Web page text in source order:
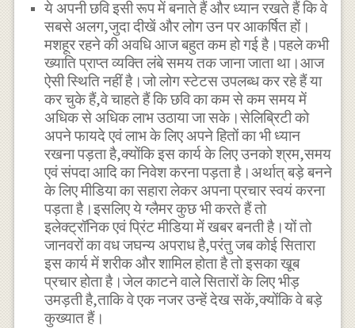
ये अपनी छवि इसी रूप में बनाते हैं और ध्यान रखते हैं कि वे
सबसे अलग,जुदा दीखें और लोग उन पर आकर्षित हों।
मशहूर रहने की अवधि आज बहुत कम हो गई है।पहले कभी
ख्याति प्राप्त व्यक्ति लंबे समय तक जाना जाता था।आज
ऐसी स्थिति नहीं है।जो लोग स्टेटस उपलब्ध कर रहे हैं या
कर चुके हैं,वे चाहते हैं कि छवि का कम से कम समय में
अधिक से अधिक लाभ उठाया जा सके।सेलिब्रिटी को
अपने फायदे एवं लाभ के लिए अपने हितों का भी ध्यान
रखना पड़ता है,क्योंकि इस कार्य के लिए उनको श्रम,समय
एवं संपदा आदि का निवेश करना पड़ता है।अर्थात् बड़े बनने
के लिए मीडिया का सहारा लेकर अपना प्रचार स्वयं करना
पड़ता है।इसलिए ये ग्लैमर कुछ भी करते हैं तो
इलेक्ट्रॉनिक एवं प्रिंट मीडिया में खबर बनती है।यों तो
जानवरों का वध जघन्य अपराध है,परंतु जब कोई सितारा
इस कार्य में शरीक और शामिल होता है तो इसका खूब
प्रचार होता है।जेल काटने वाले सितारों के लिए भीड़
उमड़ती है,ताकि वे एक नजर उन्हें देख सकें,क्योंकि वे बड़े
कुख्यात हैं।